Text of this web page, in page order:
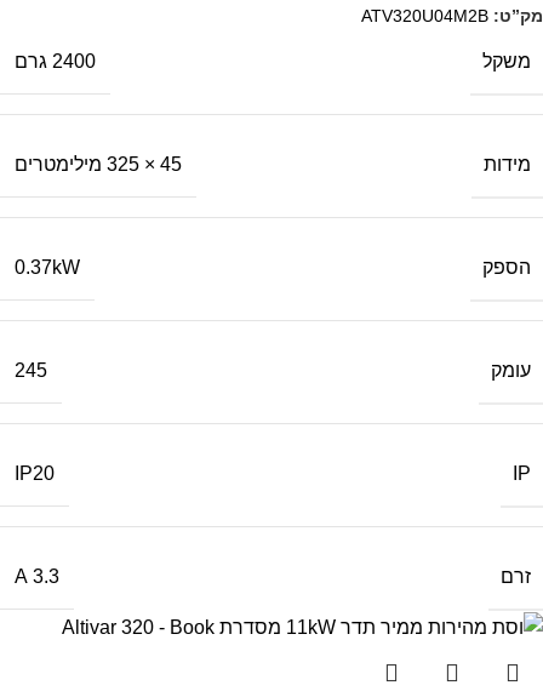
מק”ט: ATV320U04M2B
משקל 2400 גרם
מידות 45 × 325 מילימטרים
הספק 0.37kW
עומק 245
IP
IP20
זרם 3.3 A